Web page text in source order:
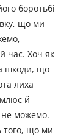
боротьбі
що ми
час. Хоч як
шкоди, що
лиха
й
не можемо.
того, що ми